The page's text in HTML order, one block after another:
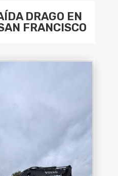
DRAGO EN
FRANCISCO